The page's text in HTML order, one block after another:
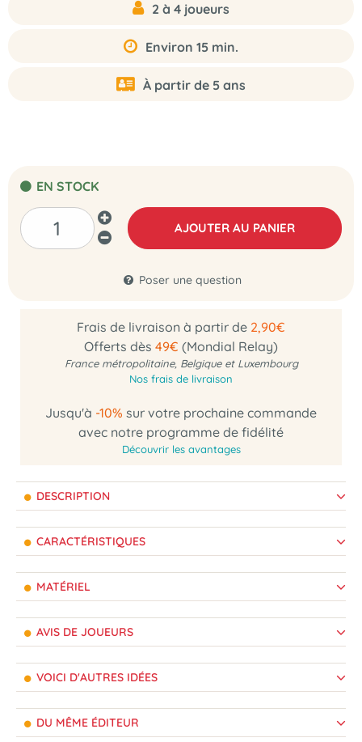
2 à 4 joueurs
Environ 15 min.
À partir de 5 ans
EN STOCK
AJOUTER AU PANIER
Poser une question
Frais de livraison à partir de 2,90€
Offerts dès 49€ (Mondial Relay)
France métropolitaine, Belgique et Luxembourg
Nos frais de livraison
Jusqu'à -10% sur votre prochaine commande
avec notre programme de fidélité
Découvrir les avantages
DESCRIPTION
CARACTÉRISTIQUES
MATÉRIEL
AVIS DE JOUEURS
VOICI D'AUTRES IDÉES
DU MÊME ÉDITEUR